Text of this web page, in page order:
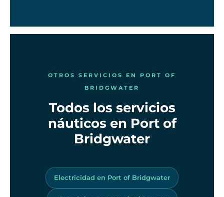
OTROS SERVICIOS EN PORT OF
BRIDGWATER
Todos los servicios
náuticos en Port of
Bridgwater
Electricidad en Port of Bridgwater